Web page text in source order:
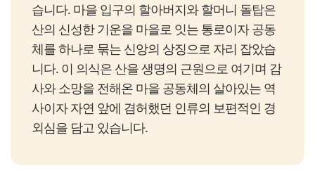
습니다. 마을 입구의 할아버지와 할머니 돌탑은
산의 신성한 기운을 마을로 잇는 통로이자 공동
체를 하나로 묶는 신앙의 상징으로 자리 잡았습
니다. 이 의식은 산을 생명의 근원으로 여기며 감
사와 소망을 전해온 마을 공동체의 살아있는 역
사이자 자연 앞에 겸허했던 인류의 보편적인 경
외심을 담고 있습니다.